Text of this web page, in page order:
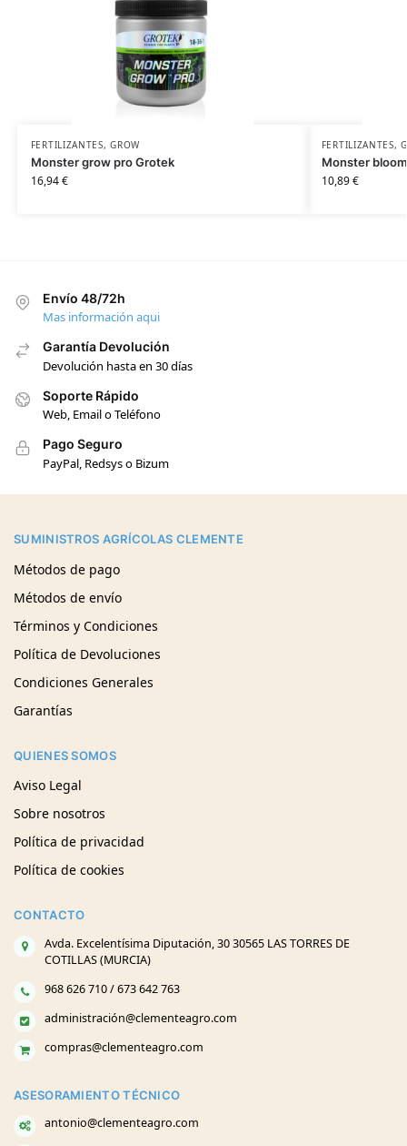
FERTILIZANTES,GROW
Monster grow pro Grotek
16,94€
FERTILIZANTES,
Monster
10,89€
Envío 48/72h
Mas información aqui
Garantía Devolución
Devolución hasta en 30 días
Soporte Rápido
Web, Email o Teléfono
Pago Seguro
PayPal, Redsys o Bizum
SUMINISTROS AGRÍCOLAS CLEMENTE
Métodos de pago
Métodos de envío
Términos y Condiciones
Política de Devoluciones
Condiciones Generales
Garantías
QUIENES SOMOS
Aviso Legal
Sobre nosotros
Política de privacidad
Política de cookies
CONTACTO
Avda. Excelentísima Diputación, 30 30565 LAS TORRES DE
COTILLAS (MURCIA)
968 626 710 / 673 642 763
administración@clementeagro.com
compras@clementeagro.com
ASESORAMIENTO TÉCNICO
antonio@clementeagro.com